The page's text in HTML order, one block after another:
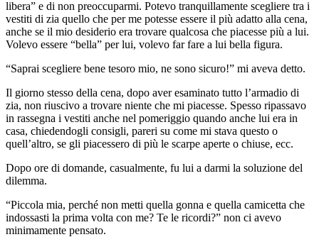
libera” e di non preoccuparmi. Potevo tranquillamente scegliere tra i
vestiti di zia quello che per me potesse essere il più adatto alla cena,
anche se il mio desiderio era trovare qualcosa che piacesse più a lui.
Volevo essere “bella” per lui, volevo far fare a lui bella figura.
“Saprai scegliere bene tesoro mio, ne sono sicuro!” mi aveva detto.
Il giorno stesso della cena, dopo aver esaminato tutto l’armadio di
zia, non riuscivo a trovare niente che mi piacesse. Spesso ripassavo
in rassegna i vestiti anche nel pomeriggio quando anche lui era in
casa, chiedendogli consigli, pareri su come mi stava questo o
quell’altro, se gli piacessero di più le scarpe aperte o chiuse, ecc.
Dopo ore di domande, casualmente, fu lui a darmi la soluzione del
dilemma.
“Piccola mia, perché non metti quella gonna e quella camicetta che
indossasti la prima volta con me? Te le ricordi?” non ci avevo
minimamente pensato.